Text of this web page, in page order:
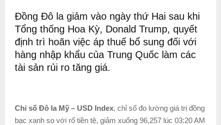
Đồng Đô la giảm vào ngày thứ Hai sau khi
Tổng thống Hoa Kỳ, Donald Trump, quyết
định trì hoãn việc áp thuế bổ sung đối với
hàng nhập khẩu của Trung Quốc làm các
tài sản rủi ro tăng giá.
Chỉ số Đô la Mỹ – USD Index, chỉ số đo lường giá trị đồng
bạc xanh so với rổ tiền tệ, giảm xuống 96,257 lúc 03:20 AM